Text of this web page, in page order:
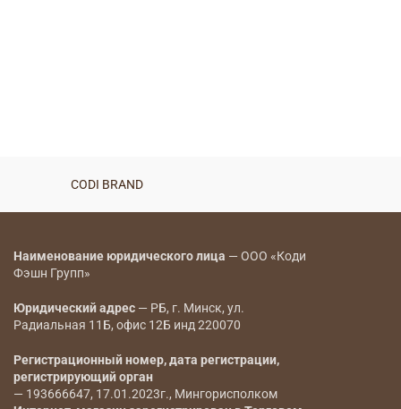
CODI BRAND
Наименование юридического лица — ООО «Коди
Фэшн Групп»
Юридический адрес — РБ, г. Минск, ул.
Радиальная 11Б, офис 12Б инд 220070
Регистрационный номер, дата регистрации,
регистрирующий орган
— 193666647, 17.01.2023г., Мингорисполком